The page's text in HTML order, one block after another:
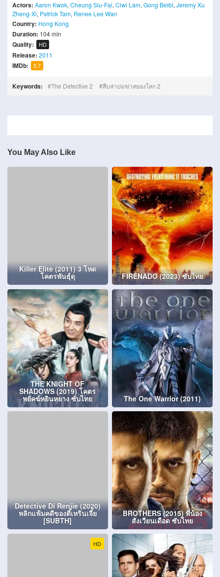
Actors: Aaron Kwok, Cheung Siu-Fai, Ciwi Lam, Gong Beibi, Jeremy Xu
Zheng-Xi, Patrick Tam, Renee Lee Wan
Country: Hong Kong
Duration: 104 min
Quality: HD
Release: 2011
IMDb: 5.7
Keywords: The Detective 2 สืบล่าปมฆ่าสยองโลก 2
You May Also Like
Killer Elite (2011) 3 โหด
โคตรพันธุ์ดุ FIRENADO (2023) ซับไทย
THE KNIGHT OF
SHADOWS (2019) โคตร
พยัคฆ์หยินหยาง ซับไทย The One Warrior (2011)
Detective Di Renjie (2020)
พลิกแฟ้มคดีของตี๋เหรินเจี๋ย
[SUBTH]
BROTHERS (2015) พี่น้อง
สังเวียนเดือด ซับไทย
HD